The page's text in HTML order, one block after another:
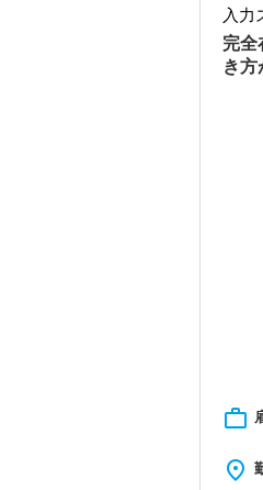
入力
完全
き方
work_outline
place